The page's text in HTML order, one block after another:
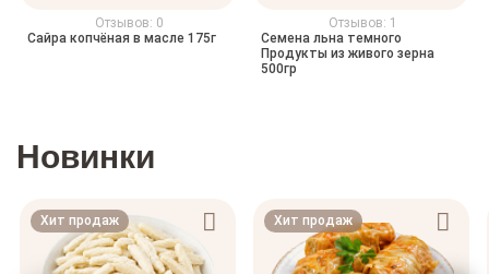
Отзывов: 0
Сайра копчёная в масле 175г
Отзывов: 1
Семена льна темного
Продукты из живого зерна
500гр
Новинки
Хит продаж Хит продаж